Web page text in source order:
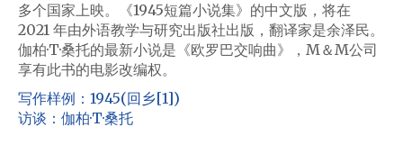
多个国家上映。《1945短篇小说集》的中文版，将在
2021 年由外语教学与研究出版社出版，翻译家是余泽民。
伽柏·T·桑托的最新小说是《欧罗巴交响曲》，M＆M公司
享有此书的电影改编权。
写作样例：1945(回乡[1])
访谈：伽柏·T·桑托